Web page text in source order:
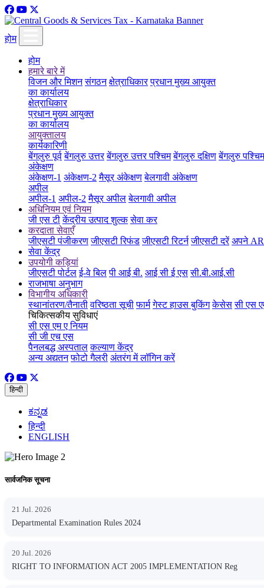
होम
होम
हमारे बारे में
विजन और मिशन संगठन क्षेत्राधिकार प्रधान मुख्य आयुक्त
का कार्यालय
क्षेत्राधिकार
प्रधान मुख्य आयुक्त
का कार्यालय
आयुक्तालय
कार्यकारिणी
बेंगलुरु पूर्व बेंगलुरु उत्तर बेंगलुरु उत्तर पश्चिम बेंगलुरु दक्षिण बेंगलुरु पश्चिम
अंकेक्षण
अंकेक्षण-1 अंकेक्षण-2 मैसूर अंकेक्षण बेलगावी अंकेक्षण
अपील
अपील-1 अपील-2 मैसूर अपील बेलगावी अपील
अधिनियम एवं नियम
जी एस टी केंद्रीय उत्पाद शुल्क सेवा कर
करदाता सेवाएँ
जीएसटी पंजीकरण जीएसटी रिफंड जीएसटी रिटर्न जीएसटी दरें अपने
सेवा केंद्र
उपयोगी कड़ियां
जीएसटी पोर्टल ई-वे बिल पी आई बी. आई सी ई एस सी.बी.आई.सी
राजभाषा अनुभाग
विभागीय अधिकारी
स्थानांतरण/तैनाती वरिष्ठता सूची फार्म गेस्ट हाउस बुकिंग केसेस सी एस
चिकित्सकीय सुविधाएं
सी एस एम ए नियम
सी जी एच एस
पैनलबद्ध अस्पताल कल्याण केंद्र
अन्य अद्यतन फोटो गैलरी अंतरंग में लॉगिन करें
हिन्दी
ಕನ್ನಡ
हिन्दी
ENGLISH
सार्वजनिक सूचना
21 Jul. 2026
Departmental Examination Rules 2024
20 Jul. 2026
RIGHT TO INFORMATION ACT 2005 IMPLEMENTATION Reg